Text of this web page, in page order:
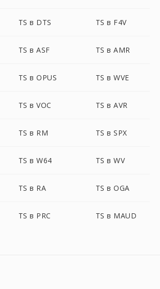
TS в DTS TS в F4V
TS в ASF TS в AMR
TS в OPUS TS в WVE
TS в VOC TS в AVR
TS в RM TS в SPX
TS в W64 TS в WV
TS в RA TS в OGA
TS в PRC TS в MAUD